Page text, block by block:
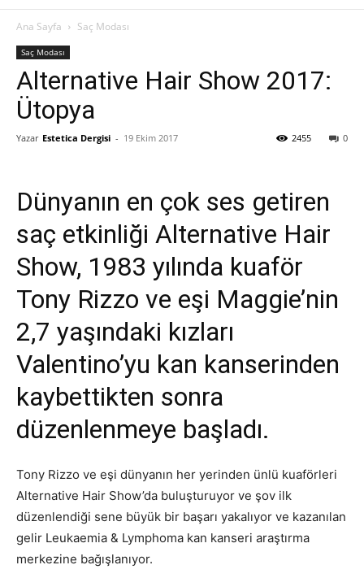
Ana Sayfa Saç Modası
Saç Modası
Alternative Hair Show 2017:
Ütopya
Yazar Estetica Dergisi - 19 Ekim 2017 0
2455
Dünyanın en çok ses getiren
saç etkinliği Alternative Hair
Show, 1983 yılında kuaför
Tony Rizzo ve eşi Maggie’nin
2,7 yaşındaki kızları
Valentino’yu kan kanserinden
kaybettikten sonra
düzenlenmeye başladı.
Tony Rizzo ve eşi dünyanın her yerinden ünlü kuaförleri
Alternative Hair Show’da buluşturuyor ve şov ilk
düzenlendiği sene büyük bir başarı yakalıyor ve kazanılan
gelir Leukaemia & Lymphoma kan kanseri araştırma
merkezine bağışlanıyor.